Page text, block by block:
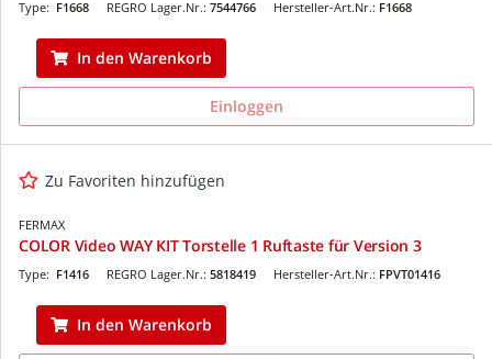
REGRO Lager.Nr.: 7544766
Type: F1668 Hersteller-Art.Nr.: F1668
In den Warenkorb
Einloggen
Zu Favoriten hinzufügen
FERMAX
COLOR Video WAY KIT Torstelle 1 Ruftaste für Version 3
REGRO Lager.Nr.: 5818419
Type: F1416 Hersteller-Art.Nr.: FPVT01416
In den Warenkorb